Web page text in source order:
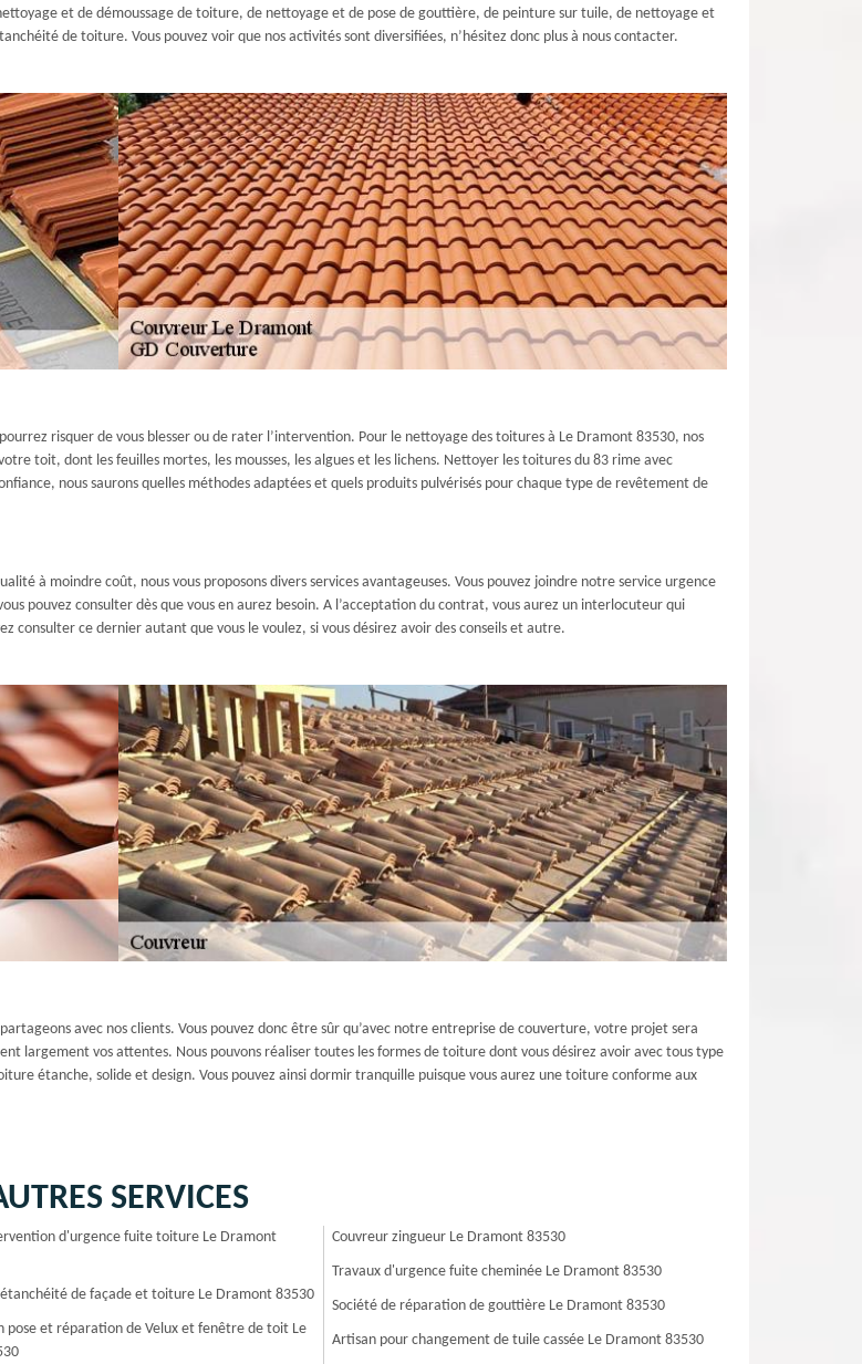
et de démoussage de toiture, de nettoyage et de pose de gouttière, de peinture sur tuile, de nettoyage et
de toiture. Vous pouvez voir que nos activités sont diversifiées, n’hésitez donc plus à nous contacter.
risquer de vous blesser ou de rater l’intervention. Pour le nettoyage des toitures à Le Dramont 83530, nos
toit, dont les feuilles mortes, les mousses, les algues et les lichens. Nettoyer les toitures du 83 rime avec
nous saurons quelles méthodes adaptées et quels produits pulvérisés pour chaque type de revêtement de
à moindre coût, nous vous proposons divers services avantageuses. Vous pouvez joindre notre service urgence
pouvez consulter dès que vous en aurez besoin. A l’acceptation du contrat, vous aurez un interlocuteur qui
consulter ce dernier autant que vous le voulez, si vous désirez avoir des conseils et autre.
avec nos clients. Vous pouvez donc être sûr qu’avec notre entreprise de couverture, votre projet sera
largement vos attentes. Nous pouvons réaliser toutes les formes de toiture dont vous désirez avoir avec tous type
étanche, solide et design. Vous pouvez ainsi dormir tranquille puisque vous aurez une toiture conforme aux
SERVICES
d'urgence fuite toiture Le Dramont
de façade et toiture Le Dramont 83530
pose et réparation de Velux et fenêtre de toit Le
Couvreur zingueur Le Dramont 83530
Travaux d'urgence fuite cheminée Le Dramont 83530
Société de réparation de gouttière Le Dramont 83530
Artisan pour changement de tuile cassée Le Dramont 83530